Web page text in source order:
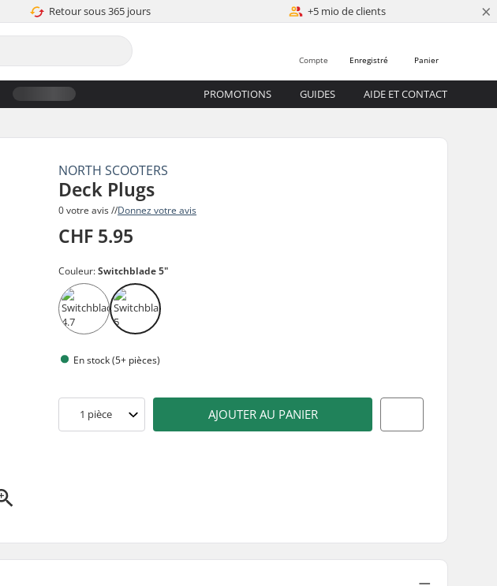
Retour sous 365 jours +5 mio de clients ×
Panier
Enregistré
Compte
PROMOTIONS GUIDES AIDE ET CONTACT
NORTH SCOOTERS
Deck Plugs
0 votre avis //Donnez votre avis
CHF 5.95
Couleur:Switchblade 5"
En stock (5+ pièces)
1 pièce AJOUTER AU PANIER